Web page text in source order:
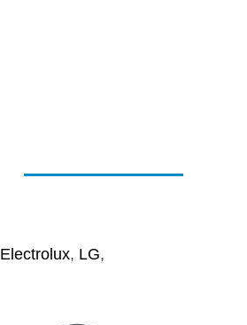
Electrolux, LG,